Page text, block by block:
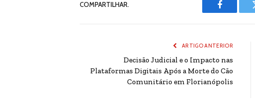
COMPARTILHAR.
Facebook
ARTIGO ANTERIOR
Decisão Judicial e o Impacto nas
Plataformas Digitais Após a Morte do Cão
Comunitário em Florianópolis